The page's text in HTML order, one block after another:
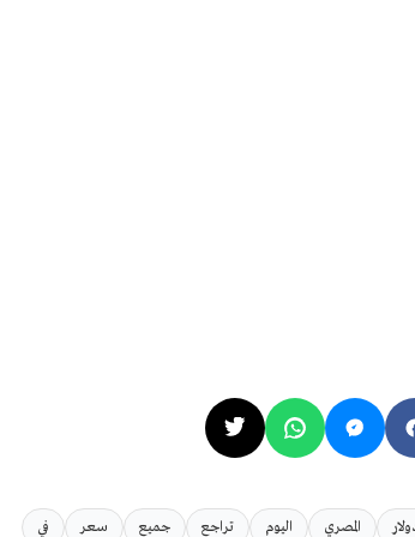
المصري اليوم تراجع جميع سعر في